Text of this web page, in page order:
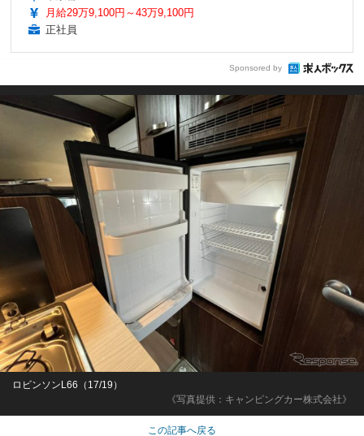
月給29万9,100円～43万9,100円
正社員
Sponsored by
《写真提供：キャンピングカー株式会社》
ロビンソンL66（17/19）
この記事へ戻る